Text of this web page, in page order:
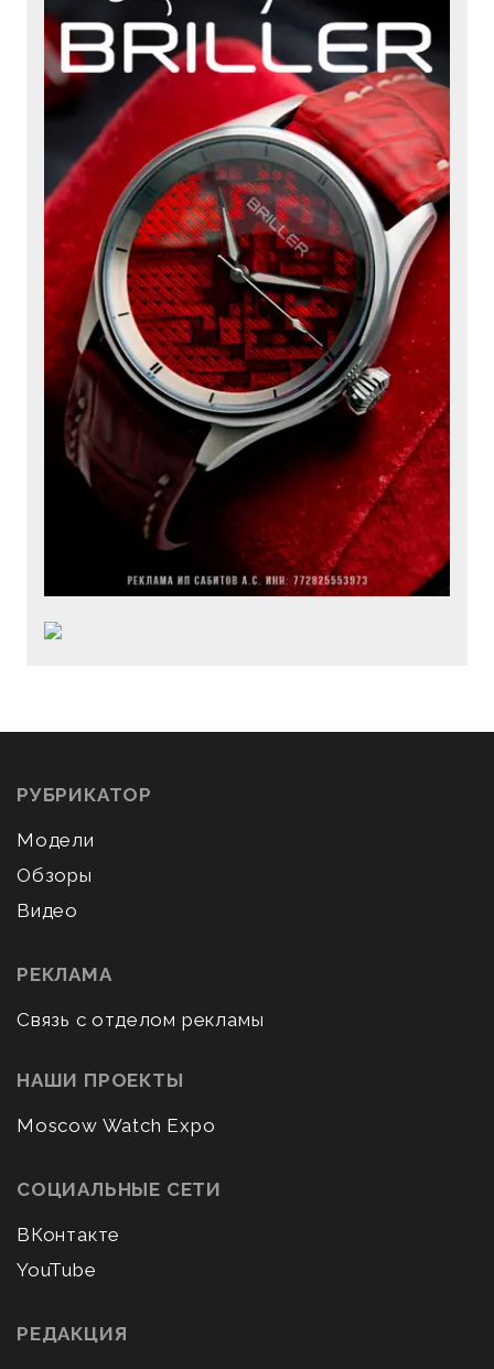
РУБРИКАТОР
Модели
Обзоры
Видео
РЕКЛАМА
Связь с отделом рекламы
НАШИ ПРОЕКТЫ
Moscow Watch Expo
СОЦИАЛЬНЫЕ СЕТИ
ВКонтакте
YouTube
РЕДАКЦИЯ